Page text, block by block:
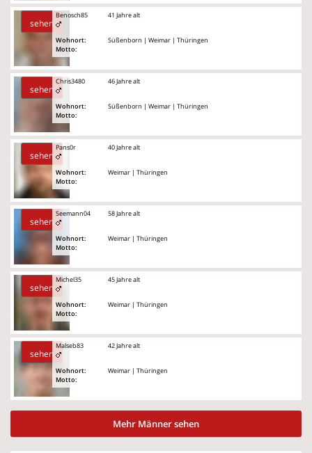
sehen
Benosch85
Wohnort:
Motto:
41 Jahre alt
Süßenborn | Weimar | Thüringen
sehen
Chris3480
Wohnort:
Motto:
46 Jahre alt
Süßenborn | Weimar | Thüringen
sehen
Pans0r
Wohnort:
Motto:
40 Jahre alt
Weimar | Thüringen
sehen
Seemann04
Wohnort:
Motto:
58 Jahre alt
Weimar | Thüringen
sehen
Michel35
Wohnort:
Motto:
45 Jahre alt
Weimar | Thüringen
sehen
Malseb83
Wohnort:
Motto:
42 Jahre alt
Weimar | Thüringen
Mehr Männer sehen